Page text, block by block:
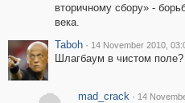
вторичному сбору» -
века.
Taboh · 14 November 2010,
Шлагбаум в чистом поле?
mad_crack · 14